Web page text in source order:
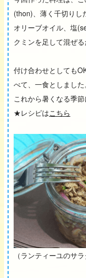
(thon)、薄く千切りし
オリーブオイル、塩
クミンを足して混ぜ
付け合わせとしても
べて、一食としました
これから暑くなる季
★レシピはこちら
（ランティーユのサラ